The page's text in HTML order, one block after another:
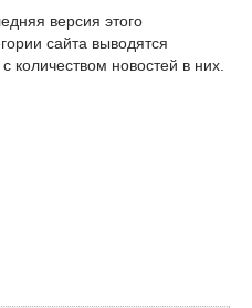
версия этого
сайта выводятся
количеством новостей в них.